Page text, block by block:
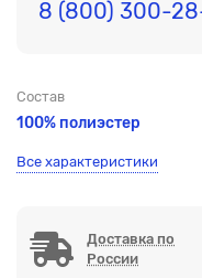
8 (800) 300-
Состав
100% полиэстер
Все характеристики
Доставка по
России